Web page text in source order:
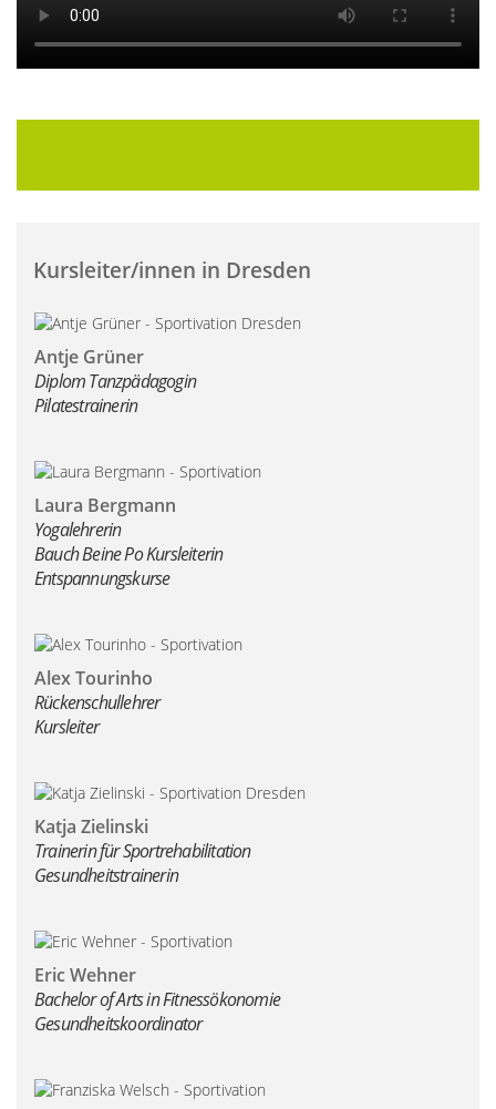
Kursleiter/innen in Dresden
Antje Grüner
Diplom Tanzpädagogin
Pilatestrainerin
Laura Bergmann
Yogalehrerin
Bauch Beine Po Kursleiterin
Entspannungskurse
Alex Tourinho
Rückenschullehrer
Kursleiter
Katja Zielinski
Trainerin für Sportrehabilitation
Gesundheitstrainerin
Eric Wehner
Bachelor of Arts in Fitnessökonomie
Gesundheitskoordinator